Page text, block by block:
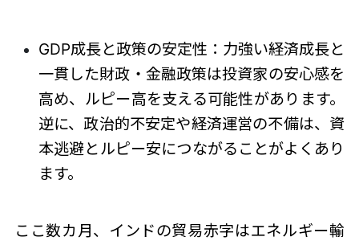
GDP成長と政策の安定性：力強い経済成長と
一貫した財政・金融政策は投資家の安心感を
高め、ルピー高を支える可能性があります。
逆に、政治的不安定や経済運営の不備は、資
本逃避とルピー安につながることがよくあり
ます。
ここ数カ月、インドの貿易赤字はエネルギー輸